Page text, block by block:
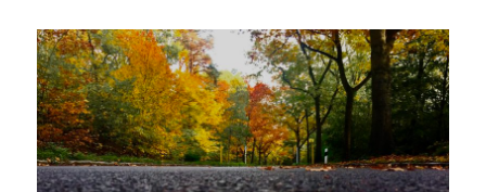
ein
Medium
für
gute
Nachrichten